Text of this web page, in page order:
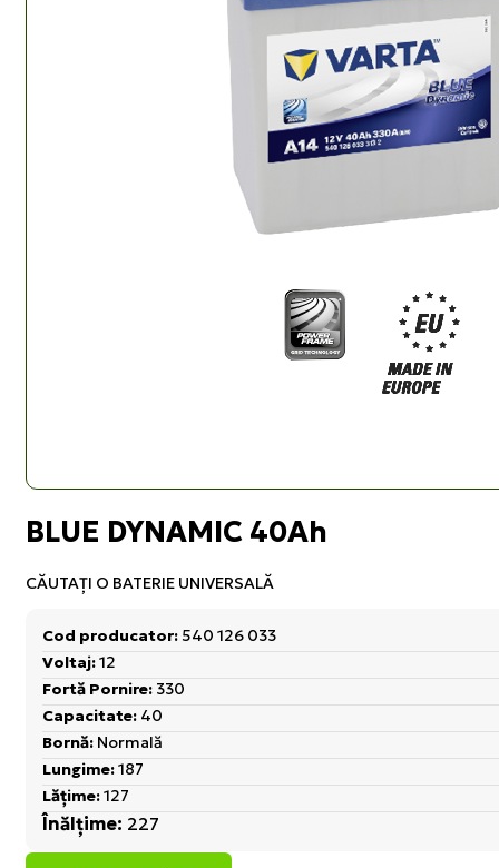
BLUE DYNAMIC 40Ah
CĂUTAŢI O BATERIE UNIVERSALĂ
Cod producator: 540 126 033
Voltaj:12
Fortă Pornire: 330
Capacitate: 40
Bornă: Normală
Lungime:187
Lățime:127
Înălțime: 227